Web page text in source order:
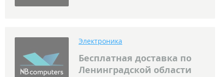
Электроника
Бесплатная доставка по
Ленинградской области